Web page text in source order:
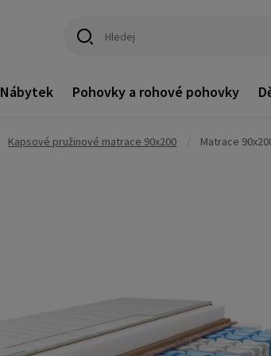
Nábytek Pohovky a rohové pohovky
Kapsové pružinové matrace 90x200 Matrace